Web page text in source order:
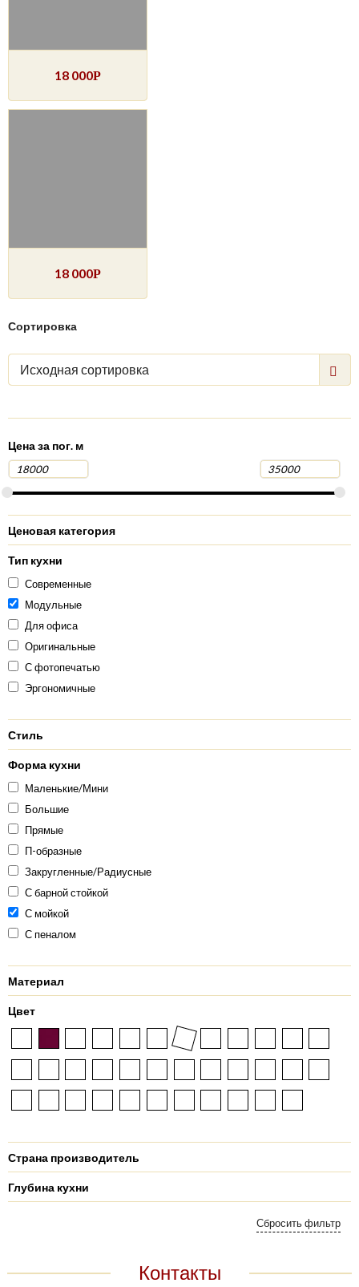
18 000Р
18 000Р
Сортировка
Исходная сортировка
Цена за пог. м
Ценовая категория
Тип кухни
Современные
Модульные
Для офиса
Оригинальные
С фотопечатью
Эргономичные
Стиль
Форма кухни
Маленькие/Мини
Большие
Прямые
П-образные
Закругленные/Радиусные
С барной стойкой
С мойкой
С пеналом
Материал
Цвет
Страна производитель
Глубина кухни
Контакты